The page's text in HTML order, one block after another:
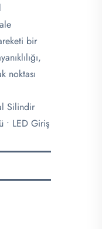
bir
noktası
Silindir
• LED Giriş